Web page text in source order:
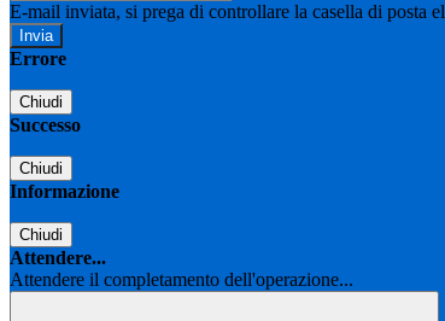
E-mail inviata, si prega di controllare la casella di posta
Errore
Chiudi
Successo
Chiudi
Informazione
Chiudi
Attendere...
Attendere il completamento dell'operazione...